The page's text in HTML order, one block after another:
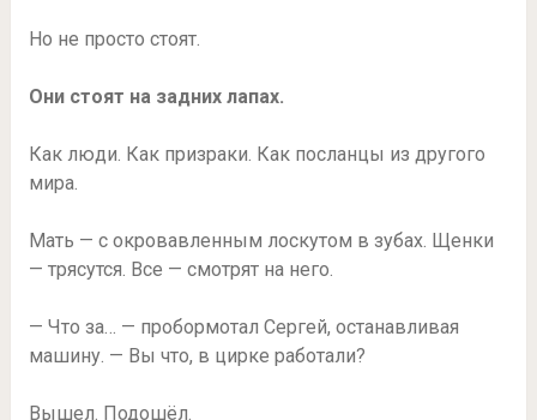
Но не просто стоят.
Они стоят на задних лапах.
Как люди. Как призраки. Как посланцы из другого
мира.
Мать — с окровавленным лоскутом в зубах. Щенки
— трясутся. Все — смотрят на него.
— Что за… — пробормотал Сергей, останавливая
машину. — Вы что, в цирке работали?
Вышел. Подошёл.